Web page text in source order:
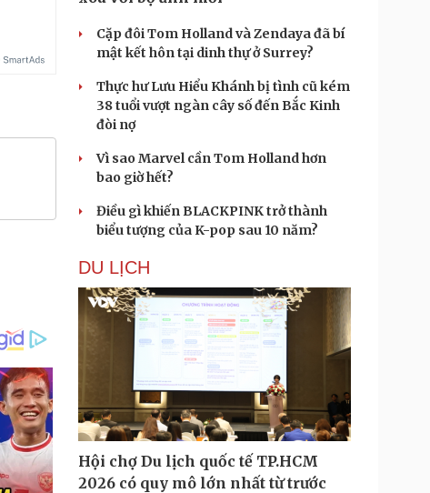
Cặp đôi Tom Holland và Zendaya đã bí
mật kết hôn tại dinh thự ở Surrey?
Thực hư Lưu Hiểu Khánh bị tình cũ kém
38 tuổi vượt ngàn cây số đến Bắc Kinh
đòi nợ
Vì sao Marvel cần Tom Holland hơn
bao giờ hết?
Điều gì khiến BLACKPINK trở thành
biểu tượng của K-pop sau 10 năm?
DU LỊCH
Hội chợ Du lịch quốc tế TP.HCM
2026 có quy mô lớn nhất từ trước